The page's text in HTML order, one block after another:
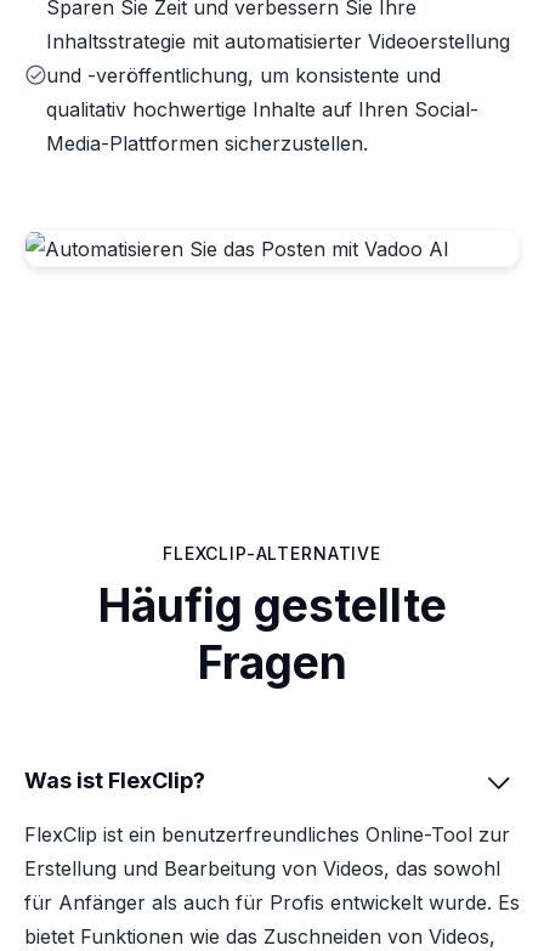
Sparen Sie Zeit und verbessern Sie Ihre
Inhaltsstrategie mit automatisierter Videoerstellung
und -veröffentlichung, um konsistente und
qualitativ hochwertige Inhalte auf Ihren Social-
Media-Plattformen sicherzustellen.
FLEXCLIP-ALTERNATIVE
Häufig gestellte
Fragen
Was ist FlexClip? 
FlexClip ist ein benutzerfreundliches Online-Tool zur
Erstellung und Bearbeitung von Videos, das sowohl
für Anfänger als auch für Profis entwickelt wurde. Es
bietet Funktionen wie das Zuschneiden von Videos,